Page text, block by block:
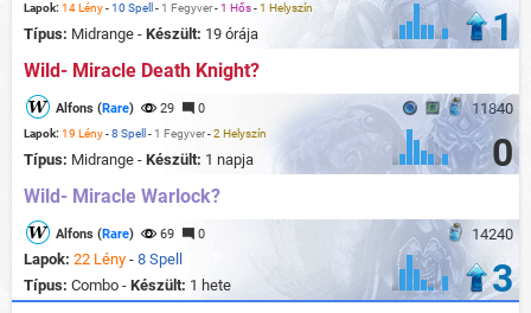
Lapok: 14 Lény-10 Spell - 1 Fegyver-1 Hős-1 Helyszín
Típus: Midrange - Készült: 19 órája 1
Wild- Miracle Death Knight?
11840
Alfons (Rare) 29 0
Lapok: 19 Lény-8 Spell - 1 Fegyver-2 Helyszín
Típus: Midrange - Készült: 1 napja 0
Wild- Miracle Warlock?
14240
Alfons (Rare) 69 0
Lapok: 22 Lény - 8 Spell
Típus: Combo - Készült: 1 hete 3